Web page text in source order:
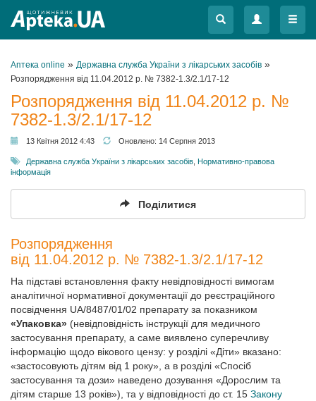
Меню
Меню
Аптека online » Державна служба України з лікарських засобів »
Розпорядження від 11.04.2012 р. № 7382-1.3/2.1/17-12
Розпорядження від 11.04.2012 р. №
7382-1.3/2.1/17-12
13 Квітня 2012 4:43 Оновлено: 14 Серпня 2013
Державна служба України з лікарських засобів Нормативно-правова
інформація
Поділитися
Розпорядження
від 11.04.2012 р. № 7382-1.3/2.1/17-12
На підставі встановлення факту невідповідності вимогам
аналітичної нормативної документації до реєстраційного
посвідчення UA/8487/01/02 препарату за показником
«Упаковка» (невідповідність інструкції для медичного
застосування препарату, а саме виявлено суперечливу
інформацію щодо вікового цензу: у розділі «Діти» вказано:
«застосовують дітям від 1 року», а в розділі «Спосіб
застосування та дози» наведено дозування «Дорослим та
дітям старше 13 років»), та у відповідності до ст. 15 Закону